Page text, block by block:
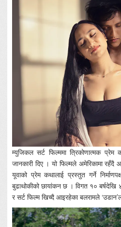
म्युजिकल सर्ट फिल्ममा त्रिकोणात्मक प्रेम
जानकारी दिए । यो फिल्मले अमेरिकामा
यूवाको प्रेम कथालाई प्रस्तुत गर्ने
बुढाथोकीको छायांकन छ । विगत १० बर्षदेखि
र सर्ट फिल्म खिच्दै आइरहेका बलरामले